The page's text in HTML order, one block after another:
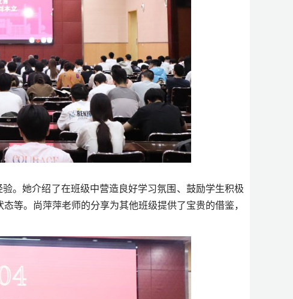
。她介绍了在班级中营造良好学习氛围、鼓励学生积极
等。尚萍萍老师的分享为其他班级提供了宝贵的借鉴，